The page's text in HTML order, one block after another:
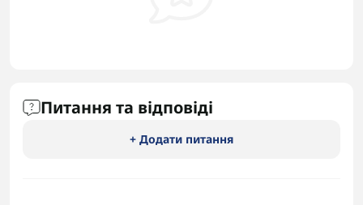
Питання та відповіді
+ Додати питання